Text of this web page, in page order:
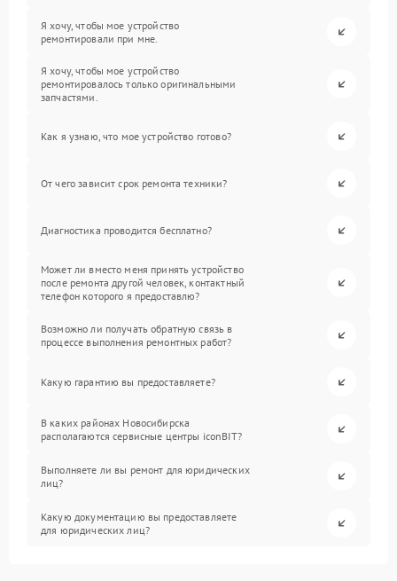
Я хочу, чтобы мое устройство
ремонтировали при мне.
Я хочу, чтобы мое устройство
ремонтировалось только оригинальными
запчастями.
Как я узнаю, что мое устройство готово?
От чего зависит срок ремонта техники?
Диагностика проводится бесплатно?
Может ли вместо меня принять устройство
после ремонта другой человек, контактный
телефон которого я предоставлю?
Возможно ли получать обратную связь в
процессе выполнения ремонтных работ?
Какую гарантию вы предоставляете?
В каких районах Новосибирска
располагаются сервисные центры iconBIT?
Выполняете ли вы ремонт для юридических
лиц?
Какую документацию вы предоставляете
для юридических лиц?